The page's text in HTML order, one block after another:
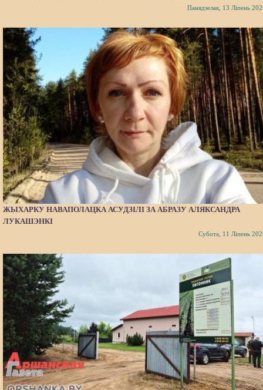
Панядзелак, 13 Ліпень
ЖЫХАРКУ НАВАПОЛАЦКА АСУДЗІЛІ ЗА АБРАЗУ АЛЯКСАНДРА
ЛУКАШЭНКІ
Субота, 11 Ліпень